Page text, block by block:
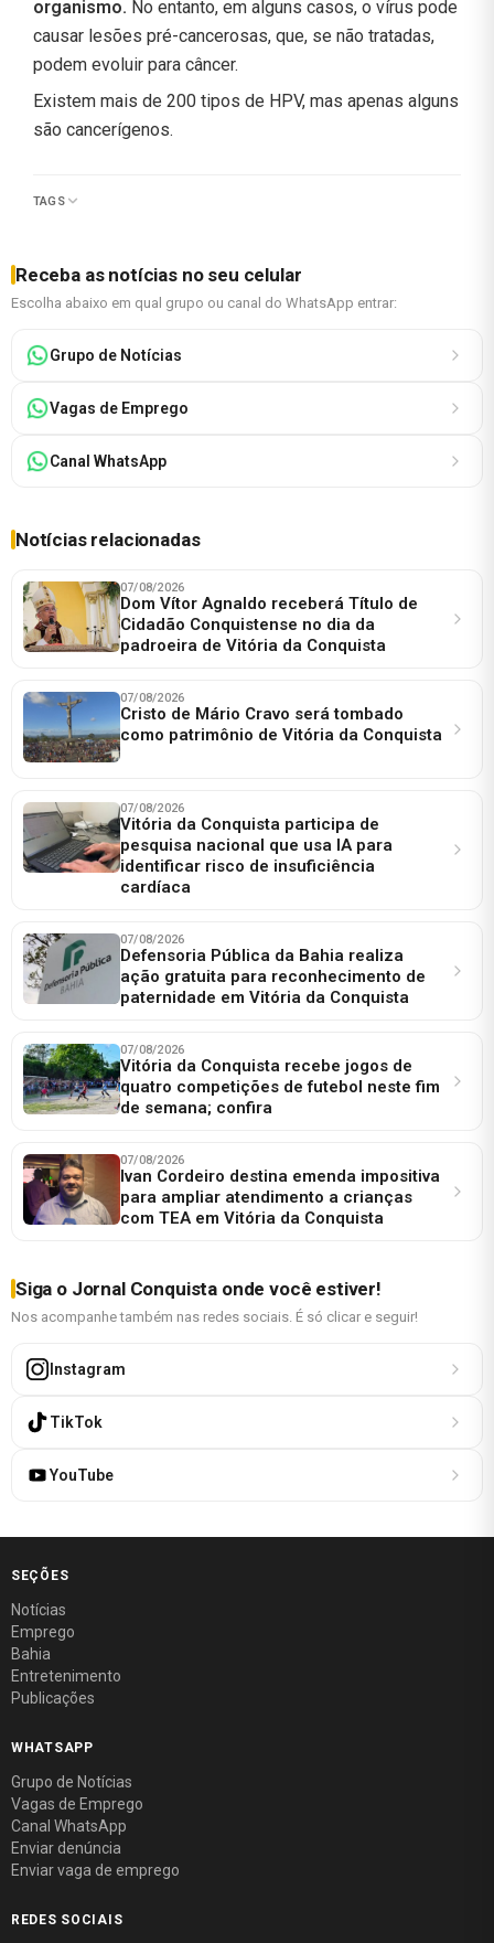
organismo. No entanto, em alguns casos, o vírus pode
causar lesões pré-cancerosas, que, se não tratadas,
podem evoluir para câncer.
Existem mais de 200 tipos de HPV, mas apenas alguns
são cancerígenos.
TAGS
Receba as notícias no seu celular
Escolha abaixo em qual grupo ou canal do WhatsApp entrar:
Grupo de Notícias
Vagas de Emprego
Canal WhatsApp
Notícias relacionadas
07/08/2026
Dom Vítor Agnaldo receberá Título de
Cidadão Conquistense no dia da
padroeira de Vitória da Conquista
07/08/2026
Cristo de Mário Cravo será tombado
como patrimônio de Vitória da Conquista
07/08/2026
Vitória da Conquista participa de
pesquisa nacional que usa IA para
identificar risco de insuficiência
cardíaca
07/08/2026
Defensoria Pública da Bahia realiza
ação gratuita para reconhecimento de
paternidade em Vitória da Conquista
07/08/2026
Vitória da Conquista recebe jogos de
quatro competições de futebol neste fim
de semana; confira
07/08/2026
Ivan Cordeiro destina emenda impositiva
para ampliar atendimento a crianças
com TEA em Vitória da Conquista
Siga o Jornal Conquista onde você estiver!
Nos acompanhe também nas redes sociais. É só clicar e seguir!
Instagram
TikTok
YouTube
SEÇÕES
Notícias
Emprego
Bahia
Entretenimento
Publicações
WHATSAPP
Grupo de Notícias
Vagas de Emprego
Canal WhatsApp
Enviar denúncia
Enviar vaga de emprego
REDES SOCIAIS